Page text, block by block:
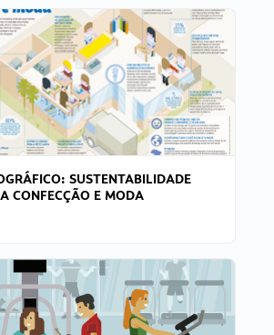
SUSTENTABILIDADE
CONFECÇÃO E MODA